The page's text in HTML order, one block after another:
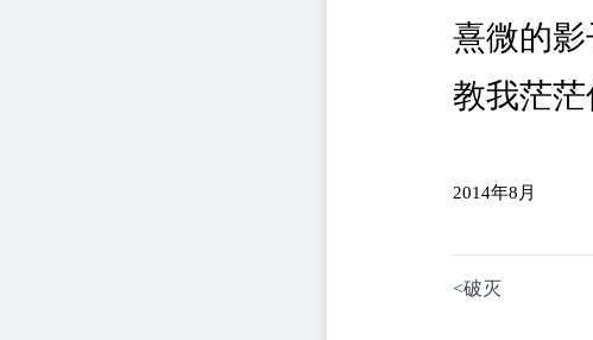
熹微的
教我茫茫
2014年8月
<破灭